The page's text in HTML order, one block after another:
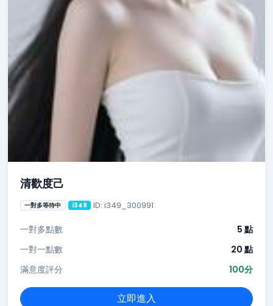
清歡度己
一對多等待中 i349 ID: i349_300991
一對多點數
5 點
一對一點數
20 點
滿意度評分
100分
立即進入